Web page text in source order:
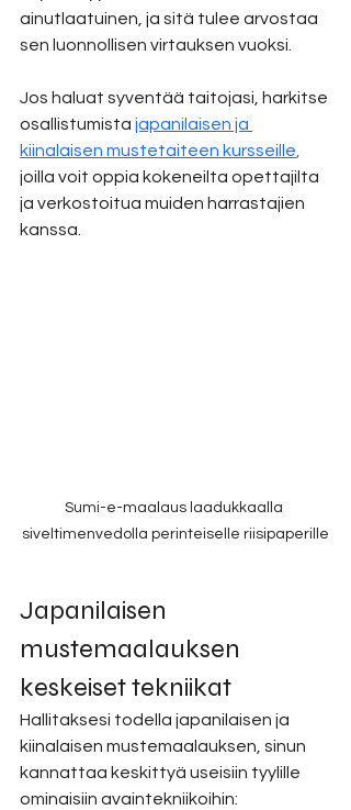
ainutlaatuinen, ja sitä tulee arvostaa
sen luonnollisen virtauksen vuoksi.
Jos haluat syventää taitojasi, harkitse
osallistumista japanilaisen ja
kiinalaisen mustetaiteen kursseille
joilla voit oppia kokeneilta opettajilta
ja verkostoitua muiden harrastajien
kanssa.
Sumi-e-maalaus laadukkaalla
siveltimenvedolla perinteiselle riisipaperille
Japanilaisen
mustemaalauksen
keskeiset tekniikat
Hallitaksesi todella japanilaisen ja
kiinalaisen mustemaalauksen, sinun
kannattaa keskittyä useisiin tyylille
ominaisiin avaintekniikoihin: